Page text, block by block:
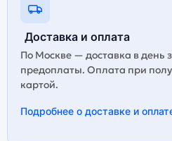
Доставка и оплата
По Москве — доставка в день
предоплаты. Оплата при
картой.
Подробнее о доставке и